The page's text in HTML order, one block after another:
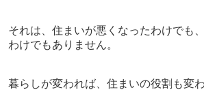
それは、住まいが悪くなったわけでも、
わけでもありません。
暮らしが変われば、住まいの役割も変わ